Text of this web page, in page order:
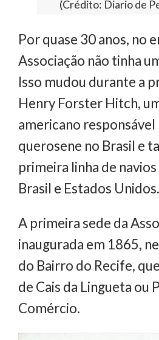
(Crédito: Diario de
Por quase 30 anos, no
Associação não tinha
Isso mudou durante a
Henry Forster Hitch,
americano
querosene no Brasil e
primeira linha de
Brasil e Estados Unidos.
A primeira sede da
inaugurada em 1865,
do Bairro do Recife,
de Cais da Lingueta ou
Comércio.